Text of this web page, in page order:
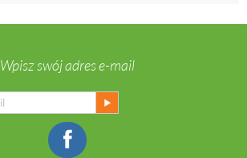
Wpisz swój adres e-mail